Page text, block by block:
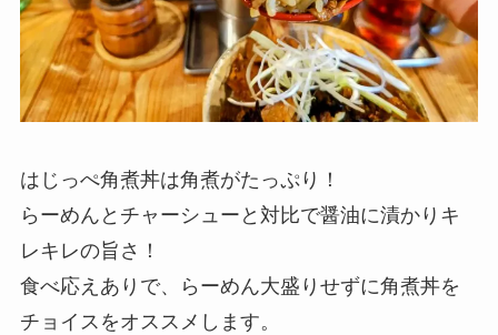
はじっぺ角煮丼は角煮がたっぷり！
らーめんとチャーシューと対比で醤油に漬かりキ
レキレの旨さ！
食べ応えありで、らーめん大盛りせずに角煮丼を
チョイスをオススメします。